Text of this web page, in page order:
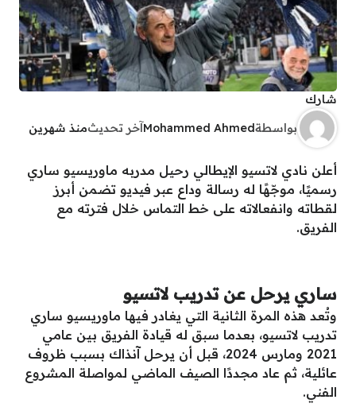
شارك
بواسطةMohammed Ahmedآخر تحديثمنذ شهرين
أعلن نادي لاتسيو الإيطالي رحيل مدربه ماوريسيو ساري
رسميًا، موجّهًا له رسالة وداع عبر فيديو تضمن أبرز
لقطاته وانفعالاته على خط التماس خلال فترته مع
الفريق.
ساري يرحل عن تدريب لاتسيو
وتُعد هذه المرة الثانية التي يغادر فيها ماوريسيو ساري
تدريب لاتسيو، بعدما سبق له قيادة الفريق بين عامي
2021 ومارس 2024، قبل أن يرحل آنذاك بسبب ظروف
عائلية، ثم عاد مجددًا الصيف الماضي لمواصلة المشروع
الفني.